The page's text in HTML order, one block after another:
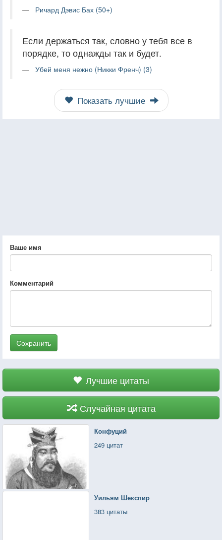
Ричард Дэвис Бах (50+)
Если держаться так, словно у тебя все в
порядке, то однажды так и будет.
Убей меня нежно (Никки Френч) (3)
Показать лучшие
Ваше имя
Комментарий
Сохранить
Лучшие цитаты
Случайная цитата
Конфуций
249 цитат
Уильям Шекспир
383 цитаты